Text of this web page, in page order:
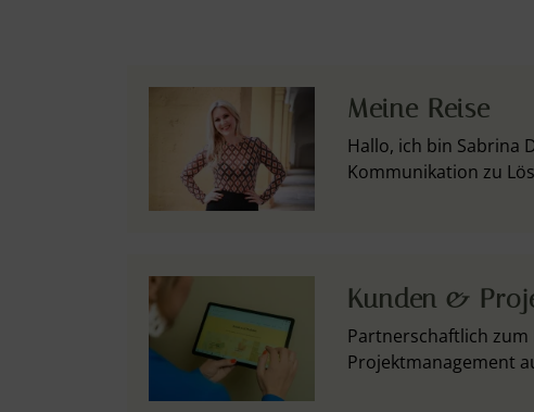
Meine Reise
Hallo, ich bin Sabrina
Kommunikation zu
Kunden &
Partnerschaftlich zum
Projektmanagement